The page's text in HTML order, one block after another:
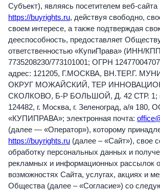
Субъект), являясь посетителем веб-сайта
https://buyrights.ru, действуя свободно,
своем интересе, а также подтверждая
дееспособность, предоставляет
ответственностью «КупиПрава» (ИНН/КПП
7735208230/773101001; ОГРН
адрес: 121205, Г.МОСКВА, ВН.ТЕР.Г.
ОКРУГ МОЖАЙСКИЙ, ТЕР
СКОЛКОВО, Б-Р БОЛЬШОЙ, Д. 42 СТР. 1;
124482, г. Москва, г. Зеленоград, а/я 180,
«КУПИПРАВА»; электронная почта:
(далее — «Оператор»), которому
https://buyrights.ru (далее – «Сайт»), свое
обработку персональных данных и
рекламных и информационных рассылок
возможностях Сайта, услугах, акциях и
Общества (далее – «Согласие») со